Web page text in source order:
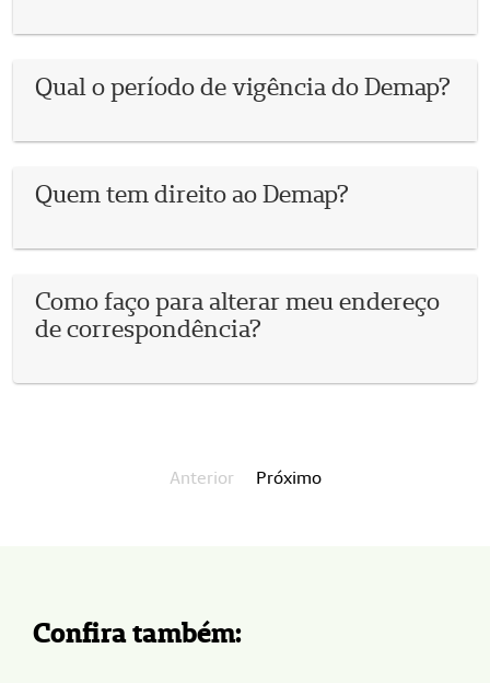
Qual o período de vigência do Demap?
Quem tem direito ao Demap?
Como faço para alterar meu endereço
de correspondência?
Anterior Próximo
Confira também: